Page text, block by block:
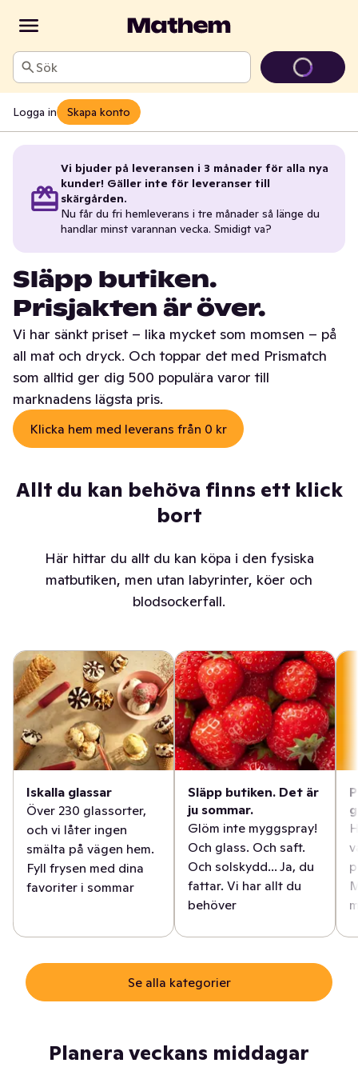
Sök
Logga in Skapa konto
Vi bjuder på leveransen i 3 månader för alla nya
kunder! Gäller inte för leveranser till
skärgården.
Nu får du fri hemleverans i tre månader så länge du
handlar minst varannan vecka. Smidigt va?
Släpp butiken.
Prisjakten är över.
Vi har sänkt priset – lika mycket som momsen – på
all mat och dryck. Och toppar det med Prismatch
som alltid ger dig 500 populära varor till
marknadens lägsta pris.
Klicka hem med leverans från 0 kr
Allt du kan behöva finns ett klick
bort
Här hittar du allt du kan köpa i den fysiska
matbutiken, men utan labyrinter, köer och
blodsockerfall.
Iskalla glassar
Över 230 glassorter,
och vi låter ingen
smälta på vägen hem.
Fyll frysen med dina
favoriter i sommar
Släpp butiken. Det är
ju sommar.
Glöm inte myggspray!
Och glass. Och saft.
Och solskydd... Ja, du
fattar. Vi har allt du
behöver
Se alla kategorier
Planera veckans middagar